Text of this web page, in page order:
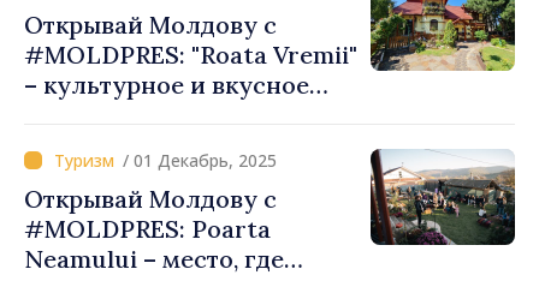
Открывай Молдову с
#MOLDPRES: "Roata Vremii"
– культурное и вкусное
Трансграничного
гастрономического
маршрута
/ 01 Декабрь, 2025
Открывай Молдову с
#MOLDPRES: Poarta
Neamului – место, где